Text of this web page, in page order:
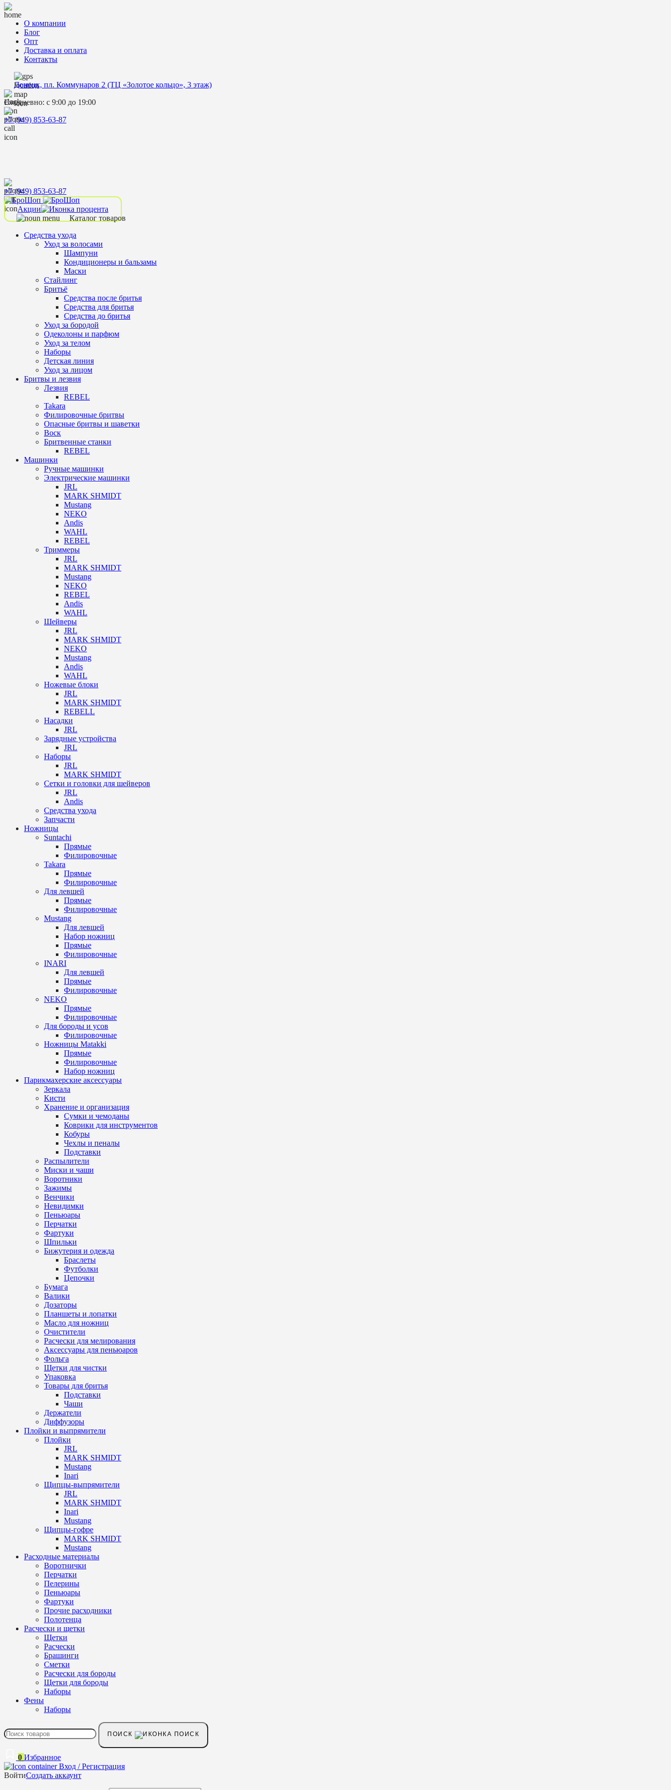
О компании
Блог
Опт
Доставка и оплата
Контакты
Донецк, пл. Коммунаров 2 (ТЦ «Золотое кольцо», 3 этаж)
Ежедневно: с 9:00 до 19:00
+7 (949) 853-63-87
+7 (949) 853-63-87
Акции
Каталог товаров
Средства ухода
Уход за волосами
Шампуни
Кондиционеры и бальзамы
Маски
Стайлинг
Бритьё
Средства после бритья
Средства для бритья
Средства до бритья
Уход за бородой
Одеколоны и парфюм
Уход за телом
Наборы
Детская линия
Уход за лицом
Бритвы и лезвия
Лезвия
REBEL
Takara
Филировочные бритвы
Опасные бритвы и шаветки
Воск
Бритвенные станки
REBEL
Машинки
Ручные машинки
Электрические машинки
JRL
MARK SHMIDT
Mustang
NEKO
Andis
WAHL
REBEL
Триммеры
JRL
MARK SHMIDT
Mustang
NEKO
REBEL
Andis
WAHL
Шейверы
JRL
MARK SHMIDT
NEKO
Mustang
Andis
WAHL
Ножевые блоки
JRL
MARK SHMIDT
REBELL
Насадки
JRL
Зарядные устройства
JRL
Наборы
JRL
MARK SHMIDT
Сетки и головки для шейверов
JRL
Andis
Средства ухода
Запчасти
Ножницы
Suntachi
Прямые
Филировочные
Takara
Прямые
Филировочные
Для левшей
Прямые
Филировочные
Mustang
Для левшей
Набор ножниц
Прямые
Филировочные
INARI
Для левшей
Прямые
Филировочные
NEKO
Прямые
Филировочные
Для бороды и усов
Филировочные
Ножницы Matakki
Прямые
Филировочные
Набор ножниц
Парикмахерские аксессуары
Зеркала
Кисти
Хранение и организация
Сумки и чемоданы
Коврики для инструментов
Кобуры
Чехлы и пеналы
Подставки
Распылители
Миски и чаши
Воротники
Зажимы
Венчики
Невидимки
Пеньюары
Перчатки
Фартуки
Шпильки
Бижутерия и одежда
Браслеты
Футболки
Цепочки
Бумага
Валики
Дозаторы
Планшеты и лопатки
Масло для ножниц
Очистители
Расчески для мелирования
Аксессуары для пеньюаров
Фольга
Щетки для чистки
Упаковка
Товары для бритья
Подставки
Чаши
Держатели
Диффузоры
Плойки и выпрямители
Плойки
JRL
MARK SHMIDT
Mustang
Inari
Щипцы-выпрямители
JRL
MARK SHMIDT
Inari
Mustang
Щипцы-гофре
MARK SHMIDT
Mustang
Расходные материалы
Воротнички
Перчатки
Пелерины
Пеньюары
Фартуки
Прочие расходники
Полотенца
Расчески и щетки
Щетки
Расчески
Брашинги
Сметки
Расчески для бороды
Щетки для бороды
Наборы
Фены
Наборы
ПОИСК
0 Избранное
Вход / Регистрация
ВойтиСоздать аккаунт